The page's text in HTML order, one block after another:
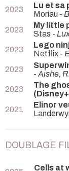
2023
Lu et sa
Moriau -
2023
My little
Stas -
2023
Lego
Netflix -
2023
- Aishe,
2023
The
2021
Elinor
DOUBLAGE
Cells at